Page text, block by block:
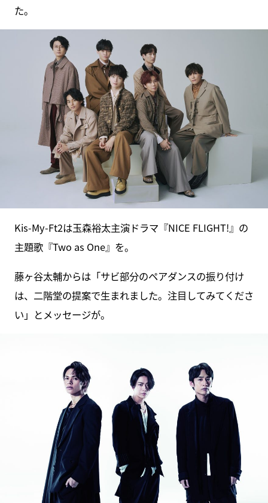
た。
Kis-My-Ft2は玉森裕太主演ドラマ『NICE FLIGHT!』の
主題歌『Two as One』を。
藤ヶ谷太輔からは「サビ部分のペアダンスの振り付け
は、二階堂の提案で生まれました。注目してみてくださ
い」とメッセージが。